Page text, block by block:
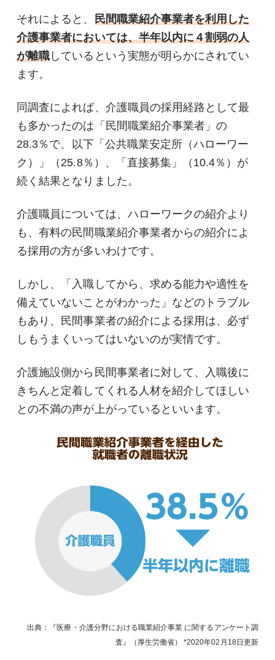
それによると、 民間職業紹介事業者を利用した
介護事業者においては、半年以内に４割弱の人
が離職 しているという実態が明らかにされてい
ます。
同調査によれば、介護職員の採用経路として最
も多かったのは「民間職業紹介事業者」の
28.3％で、以下「公共職業安定所（ハローワー
ク）」（25.8％）、「直接募集」（10.4％）が
続く結果となりました。
介護職員については、ハローワークの紹介より
も、有料の民間職業紹介事業者からの紹介によ
る採用の方が多いわけです。
しかし、「入職してから、求める能力や適性を
備えていないことがわかった」などのトラブル
もあり、民間事業者の紹介による採用は、必ず
しもうまくいってはいないのが実情です。
介護施設側から民間事業者に対して、入職後に
きちんと定着してくれる人材を紹介してほしい
との不満の声が上がっているといいます。
出典：『医療・介護分野における職業紹介事業 に関するアンケート調
査』（厚生労働省） 2020年02月18日更新